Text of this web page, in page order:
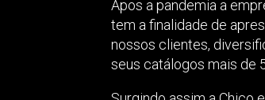
Apos a pandemia a
tem a finalidade de
nossos clientes,
seus catálogos mais de